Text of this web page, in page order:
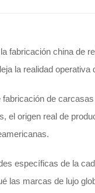
fabricación china de
la realidad operativa
de
el origen real de
específicas de la
las marcas de lujo